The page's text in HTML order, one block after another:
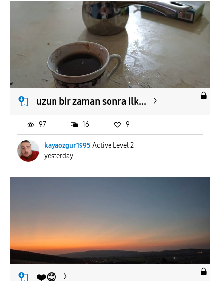
uzun bir zaman sonra ilk...
kayaozgur1995 Active Level 2
yesterday
97 16 9
❤️😊